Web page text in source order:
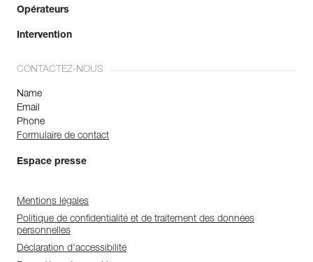
Opérateurs
Intervention
CONTACTEZ-NOUS
Name
Email
Phone
Formulaire de contact
Espace presse
Mentions légales
Politique de confidentialité et de traitement des données
personnelles
Déclaration d'accessibilité